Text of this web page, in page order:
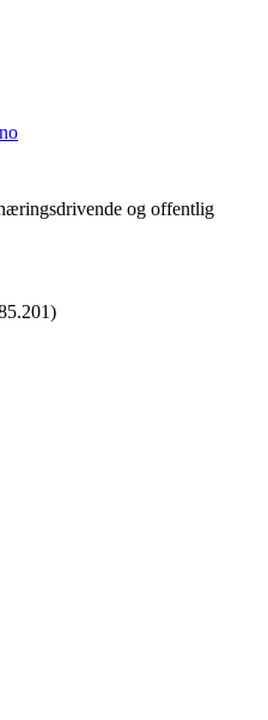
og offentlig
)